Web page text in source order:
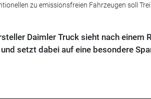
zu emissionsfreien Fahrzeugen soll
Daimler Truck sieht nach einem
setzt dabei auf eine besondere